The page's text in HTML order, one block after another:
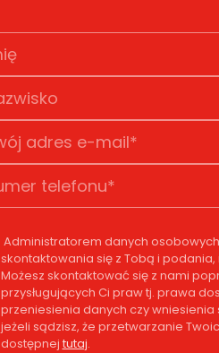
Administratorem danych
skontaktowania się z Tobą i
Możesz skontaktować się z nami
przysługujących Ci praw tj. prawa
przeniesienia danych czy
jeżeli sądzisz, że przetwarzanie
dostępnej tutaj.